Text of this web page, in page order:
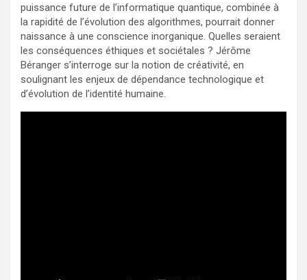
puissance future de l’informatique quantique, combinée à
la rapidité de l’évolution des algorithmes, pourrait donner
naissance à une conscience inorganique. Quelles seraient
les conséquences éthiques et sociétales ? Jérôme
Béranger s’interroge sur la notion de créativité, en
soulignant les enjeux de dépendance technologique et
d’évolution de l’identité humaine.